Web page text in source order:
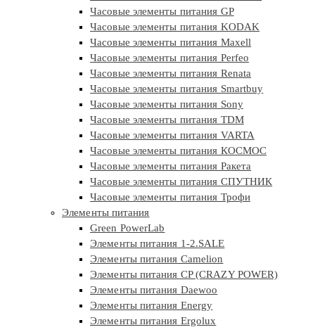
Часовые элементы питания GP
Часовые элементы питания KODAK
Часовые элементы питания Maxell
Часовые элементы питания Perfeo
Часовые элементы питания Renata
Часовые элементы питания Smartbuy
Часовые элементы питания Sony
Часовые элементы питания TDM
Часовые элементы питания VARTA
Часовые элементы питания КОСМОС
Часовые элементы питания Ракета
Часовые элементы питания СПУТНИК
Часовые элементы питания Трофи
Элементы питания
Green PowerLab
Элементы питания 1-2.SALE
Элементы питания Camelion
Элементы питания CP (CRAZY POWER)
Элементы питания Daewoo
Элементы питания Energy
Элементы питания Ergolux